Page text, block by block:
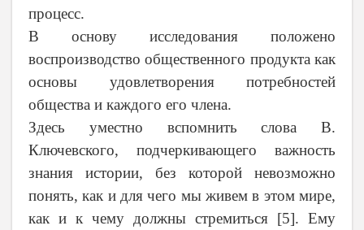
процесс.
В основу исследования положено
воспроизводство общественного продукта как
основы удовлетворения потребностей
общества и каждого его члена.
Здесь уместно вспомнить слова В.
Ключевского, подчеркивающего важность
знания истории, без которой невозможно
понять, как и для чего мы живем в этом мире,
как и к чему должны стремиться [5]. Ему